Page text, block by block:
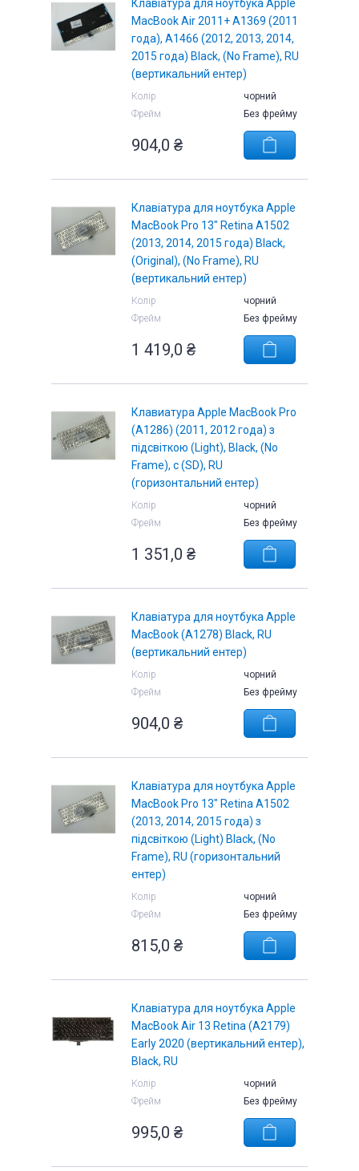
Клавіатура для ноутбука Apple
MacBook Air 2011+ A1369 (2011
года), A1466 (2012, 2013, 2014,
2015 года) Black, (No Frame), RU
(вертикальний ентер)
Колір
чорний
Фрейм
Без фрейму
904,0 ₴
Клавіатура для ноутбука Apple
MacBook Pro 13" Retina A1502
(2013, 2014, 2015 года) Black,
(Original), (No Frame), RU
(вертикальний ентер)
Колір
чорний
Фрейм
Без фрейму
1 419,0 ₴
Клавиатура Apple MacBook Pro
(A1286) (2011, 2012 года) з
підсвіткою (Light), Black, (No
Frame), с (SD), RU
(горизонтальний ентер)
Колір
чорний
Фрейм
Без фрейму
1 351,0 ₴
Клавіатура для ноутбука Apple
MacBook (A1278) Black, RU
(вертикальний ентер)
Колір
чорний
Фрейм
Без фрейму
904,0 ₴
Клавіатура для ноутбука Apple
MacBook Pro 13" Retina A1502
(2013, 2014, 2015 года) з
підсвіткою (Light) Black, (No
Frame), RU (горизонтальний
ентер)
Колір
чорний
Фрейм
Без фрейму
815,0 ₴
Клавіатура для ноутбука Apple
MacBook Air 13 Retina (A2179)
Early 2020 (вертикальний ентер),
Black, RU
Колір
чорний
Фрейм
Без фрейму
995,0 ₴